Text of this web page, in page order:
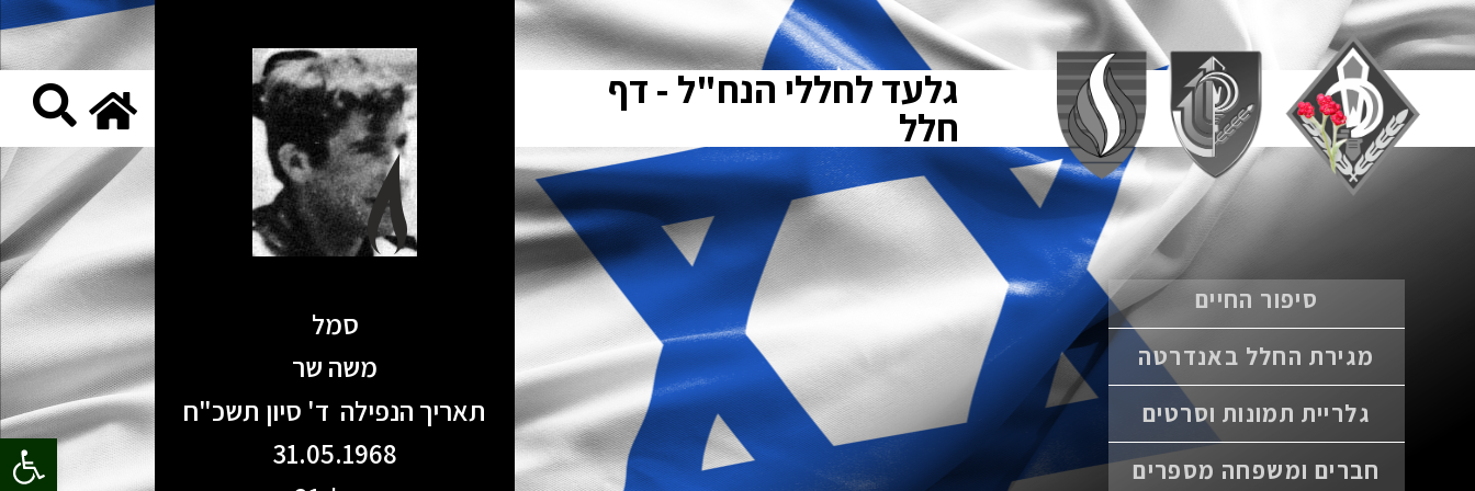
פתח
גלעד לחללי הנח"ל - דף
חלל
סיפור החיים
מגירת החלל באנדרטה
גלריית תמונות וסרטים
חברים ומשפחה מספרים
סמל
משה שר
תאריך הנפילה ד' סיון תשכ"ח
31.05.1968